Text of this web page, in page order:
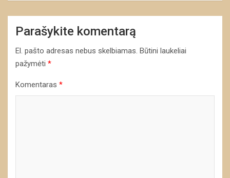
Parašykite komentarą
El. pašto adresas nebus skelbiamas. Būtini laukeliai
pažymėti *
Komentaras *